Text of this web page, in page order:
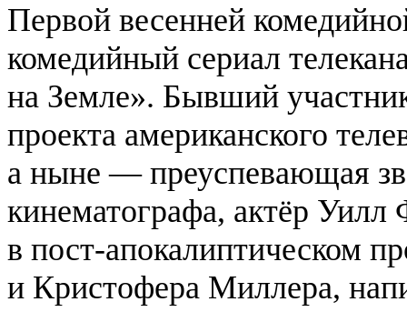
Первой весенней
комедийный сериал
на Земле». Бывший
проекта американского
а ныне — преуспевающая
кинематографа, актёр Уилл
в пост-апокалиптическом
и Кристофера Миллера,